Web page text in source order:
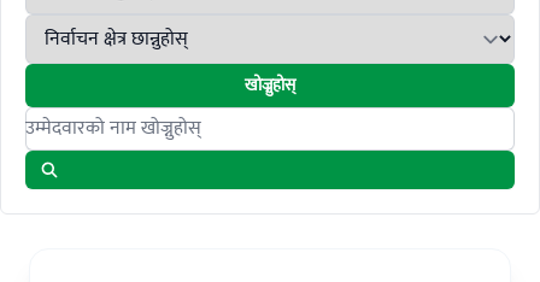
खोज्नुहोस्
Search candidates